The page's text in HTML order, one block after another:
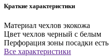
Краткие характеристики
Материал чехлов экокожа
Цвет чехлов черный с белым
Перфорация зоны посадки есть
Все характеристики